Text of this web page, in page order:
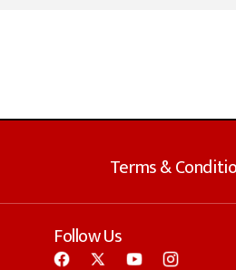
Terms &
Follow Us